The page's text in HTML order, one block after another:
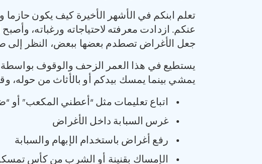
تعلم ابنكم في الأشهر الأخيرة كيف يكون
عنكم. ‏ازدادت معرفته لاحتياجاته ورغباته،
جعل الأغراض تصطدم بعضها ببعض، النظر إلى
يستطيع في هذا العمر الزحف والوقوف بواسطة
يمشي بينما يمسك بيدكم أو بالأثاث من حوله،
اتباع تعليمات مثل “أعطني المكعب” أو
غرس السبابة داخل الأغراض
رفع أغراض باستخدام الإبهام والسبابة
الإمساك بقنينة أو الشرب من كأس